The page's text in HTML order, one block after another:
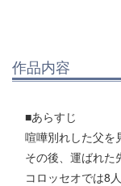
作品内容
■あらすじ
喧嘩別れした父を
その後、運ばれた
コロッセオでは8